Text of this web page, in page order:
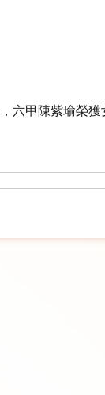
六甲陳紫瑜榮